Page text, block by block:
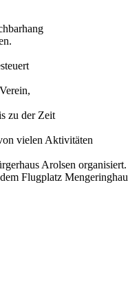
zu der Zeit
vielen Aktivitäten
Arolsen organisiert.
Flugplatz